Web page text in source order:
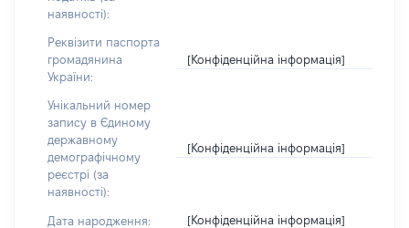
наявності):
Реквізити паспорта
громадянина
України:
[Конфіденційна інформація]
Унікальний номер
запису в Єдиному
державному
демографічному
реєстрі (за
наявності):
[Конфіденційна інформація]
Дата народження: [Конфіденційна інформація]